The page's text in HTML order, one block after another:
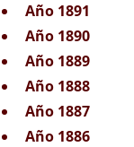
Año 1891
Año 1890
Año 1889
Año 1888
Año 1887
Año 1886